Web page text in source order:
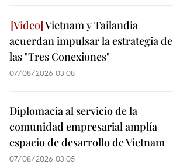
Vietnam y Tailandia
acuerdan impulsar la estrategia de
las "Tres Conexiones"
07/08/2026 03:08
Diplomacia al servicio de la
comunidad empresarial amplía
espacio de desarrollo de Vietnam
07/08/2026 03:05